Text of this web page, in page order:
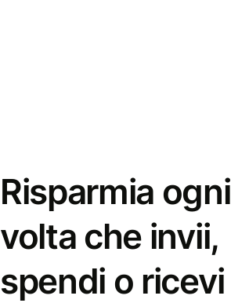
Risparmia ogni
volta che invii,
spendi o ricevi